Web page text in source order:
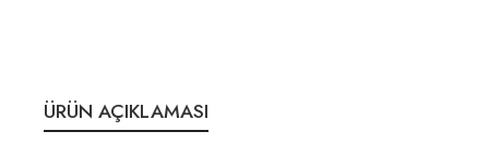
ÜRÜN AÇIKLAMASI